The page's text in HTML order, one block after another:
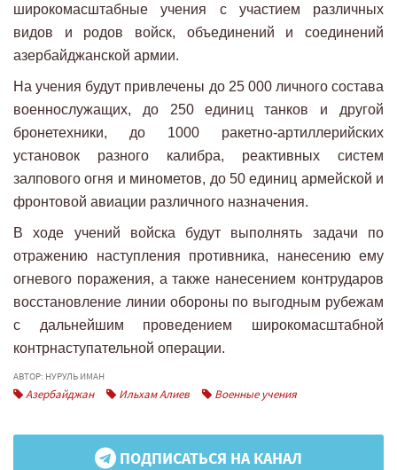
широкомасштабные учения с участием различных
видов и родов войск, объединений и соединений
азербайджанской армии.
На учения будут привлечены до 25 000 личного состава
военнослужащих, до 250 единиц танков и другой
бронетехники, до 1000 ракетно-артиллерийских
установок разного калибра, реактивных систем
залпового огня и минометов, до 50 единиц армейской и
фронтовой авиации различного назначения.
В ходе учений войска будут выполнять задачи по
отражению наступления противника, нанесению ему
огневого поражения, а также нанесением контрударов
восстановление линии обороны по выгодным рубежам
с дальнейшим проведением широкомасштабной
контрнаступательной операции.
АВТОР: НУРУЛЬ ИМАН
Азербайджан Ильхам Алиев Военные учения
ПОДПИСАТЬСЯ НА КАНАЛ